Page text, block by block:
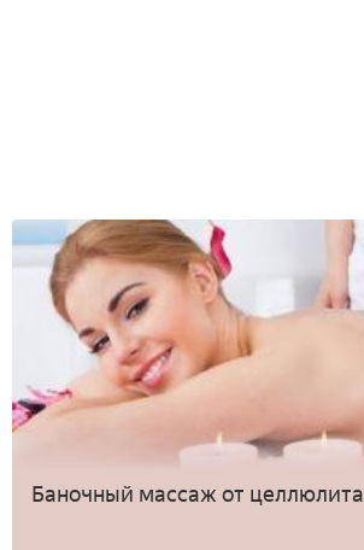
Баночный массаж от целлюлита